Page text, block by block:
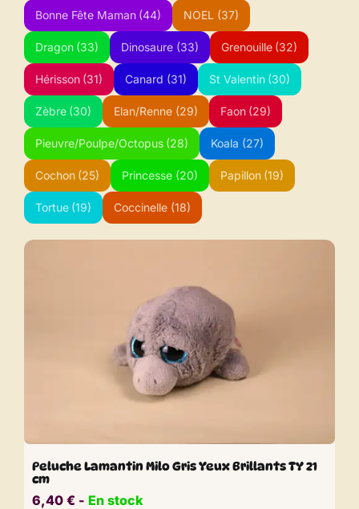
Bonne Fête Maman (44) NOEL (37)
Dragon (33) Dinosaure (33) Grenouille (32)
Hérisson (31) Canard (31) St Valentin (30)
Zèbre (30) Elan/Renne (29) Faon (29)
Pieuvre/Poulpe/Octopus (28) Koala (27)
Cochon (25) Princesse (20) Papillon (19)
Tortue (19) Coccinelle (18)
Peluche Lamantin Milo Gris Yeux Brillants TY 21
cm
6,40 € ​​ - En stock